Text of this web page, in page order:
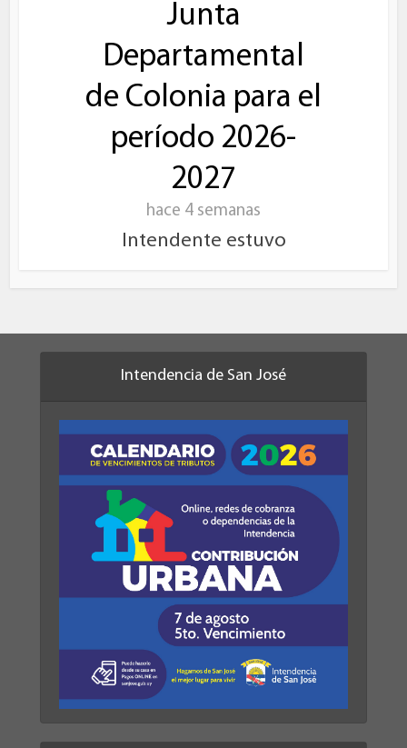
Junta
Departamental
de Colonia para el
período 2026-
2027
hace 4 semanas
Intendente estuvo
Intendencia de San José